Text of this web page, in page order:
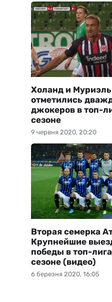
9 червня 2020, 20:20
Холанд и Муриэль
отметились
джокеров в топ-
сезоне
6 березня 2020, 16:05
Вторая семерка
Крупнейшие
победы в топ-
сезоне (видео)